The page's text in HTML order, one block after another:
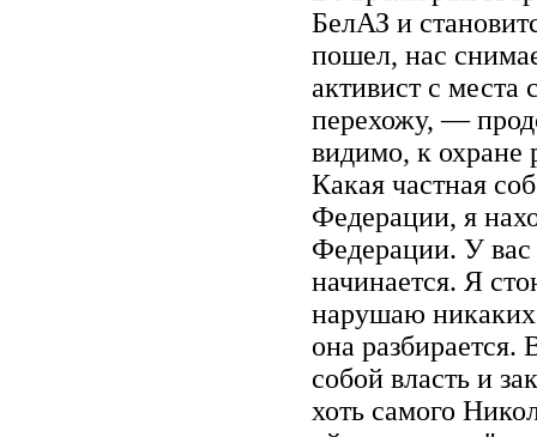
БелАЗ и
пошел, нас
активист с
перехожу, —
видимо, к охране
Какая частная
Федерации, я
Федерации. У вас
начинается. Я
нарушаю
она
собой власть и
хоть самого